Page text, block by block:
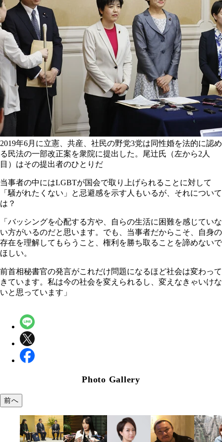
2019年6月に立憲、共産、社民の野党3党は同性婚を法的に認め
る民法の一部改正案を衆院に提出した。尾辻氏（左から2人
目）はその提出者のひとりだ
当事者の中にはLGBTが国会で取り上げられることに対して
「騒がれたくない」と忌避感を示す人もいるが、それについて
は？
「バッシングを心配する方や、自らの生活に困難を感じていな
い方がいるのだと思います。でも、当事者だからこそ、自身の
存在を理解してもらうこと、権利を勝ち取ることを諦めないで
ほしい。
前首相秘書官の発言がこれだけ問題になるほど社会は変わって
きています。私は今の社会を変えられるし、変えなきゃいけな
いと思っています」
Photo Gallery
前へ